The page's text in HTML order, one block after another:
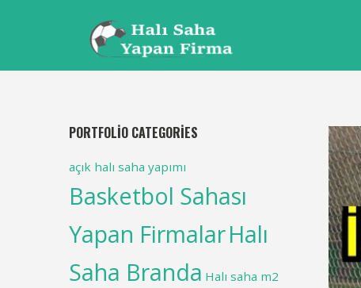
PORTFOLIO CATEGORIES
açık halı saha yapımı
Basketbol Sahası
Yapan FirmalarHalı
Saha Branda Halı saha m2